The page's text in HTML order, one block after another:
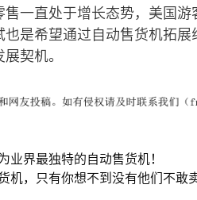
一直处于增长态势，美国
是希望通过自动售货机拓
契机。
业界最独特的自动售货机！
，只有你想不到没有他们不敢卖